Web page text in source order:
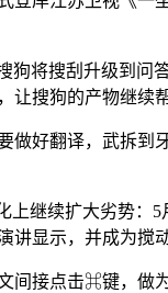
搜刮升级到问
搜狗的产物继续
好翻译，武拆到
续扩大劣势：
显示，并成为搅
接点击⌘键，做